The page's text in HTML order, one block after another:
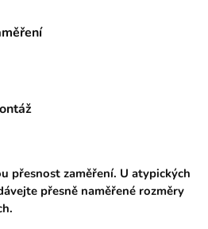
přesnost zaměření. U atypických
přesně naměřené rozměry